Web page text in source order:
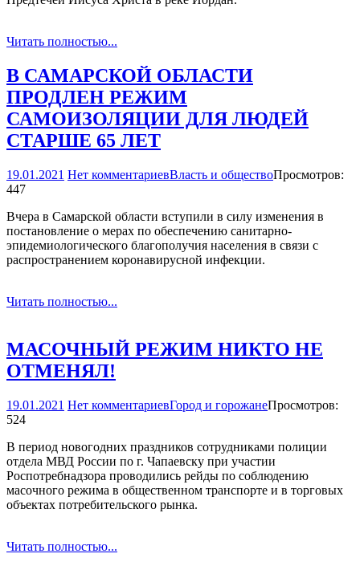
Читать полностью...
В САМАРСКОЙ ОБЛАСТИ
ПРОДЛЕН РЕЖИМ
САМОИЗОЛЯЦИИ ДЛЯ ЛЮДЕЙ
СТАРШЕ 65 ЛЕТ
19.01.2021 Нет комментариевВласть и обществоПросмотров:
447
Вчера в Самарской области вступили в силу изменения в
постановление о мерах по обеспечению санитарно­
эпидемиологического благополучия населения в связи с
распространением коронавирусной инфекции.
Читать полностью...
МАСОЧНЫЙ РЕЖИМ НИКТО НЕ
ОТМЕНЯЛ!
19.01.2021 Нет комментариевГород и горожанеПросмотров:
524
В период новогодних праздников сотрудниками полиции
отдела МВД России по г. Чапаевску при участии
Роспотребнадзора проводились рейды по соблюдению
масочного режима в общественном транспорте и в торговых
объектах потребительского рынка.
Читать полностью...